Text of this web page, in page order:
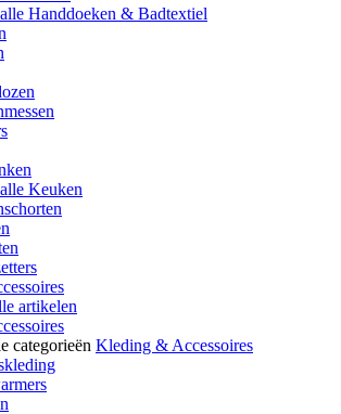
Handdoeken & Badtextiel
Keuken
artikelen
categorieën Kleding & Accessoires